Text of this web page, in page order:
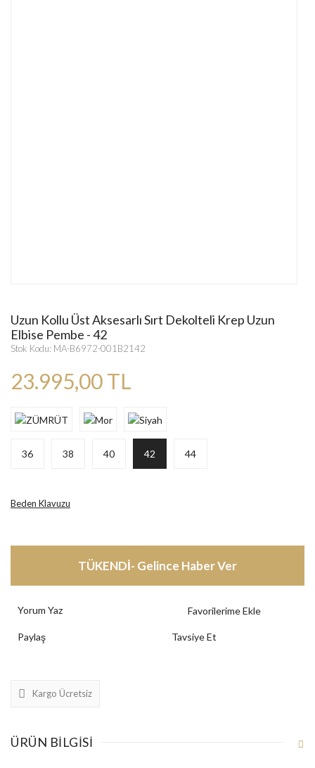
Uzun Kollu Üst Aksesarlı Sırt Dekolteli Krep Uzun
Elbise Pembe - 42
Stok Kodu: MA-B6972-001B2142
23.995,00 TL
36 38 40 42 44
Beden Klavuzu
TÜKENDİ- Gelince Haber Ver
Yorum Yaz
Paylaş Tavsiye Et
Kargo Ücretsiz
ÜRÜN BILGISI